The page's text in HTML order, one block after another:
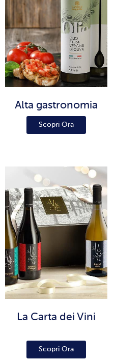
Alta gastronomia
Scopri Ora
La Carta dei Vini
Scopri Ora